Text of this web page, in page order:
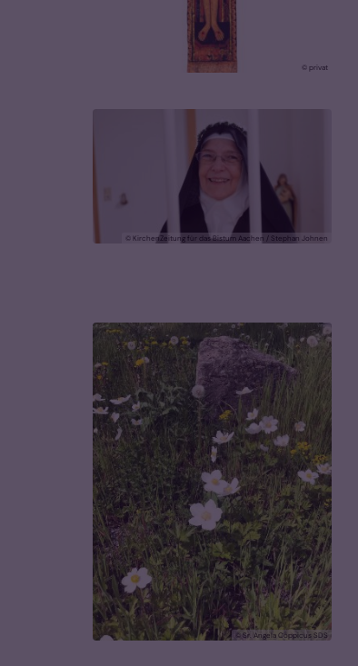
© privat
© KirchenZeitung für das Bistum Aachen / Stephan Johnen
© Sr. Angela Cöppicus SDS